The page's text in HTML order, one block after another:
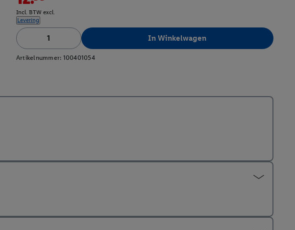
Incl. BTW excl.
Levering
In Winkelwagen
Artikelnummer: 100401054